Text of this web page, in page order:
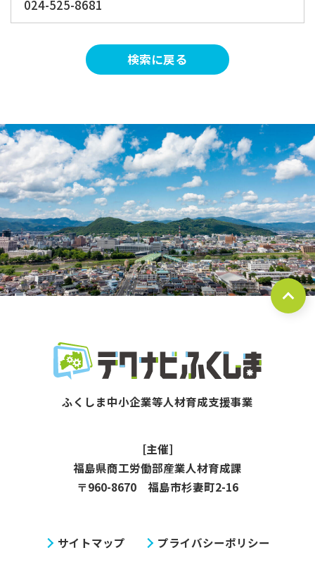
024-525-8681
検索に戻る
[主催]
福島県商工労働部産業人材育成課
〒960-8670 福島市杉妻町2-16
サイトマップ プライバシーポリシー